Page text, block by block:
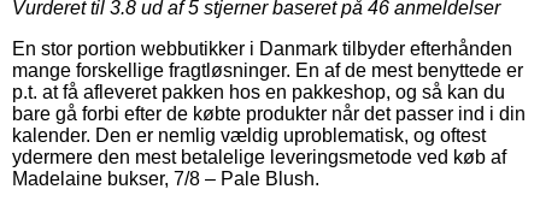
Vurderet til 3.8 ud af 5 stjerner baseret på 46 anmeldelser
En stor portion webbutikker i Danmark tilbyder efterhånden
mange forskellige fragtløsninger. En af de mest benyttede er
p.t. at få afleveret pakken hos en pakkeshop, og så kan du
bare gå forbi efter de købte produkter når det passer ind i din
kalender. Den er nemlig vældig uproblematisk, og oftest
ydermere den mest betalelige leveringsmetode ved køb af
Madelaine bukser, 7/8 – Pale Blush.